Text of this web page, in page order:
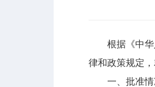
根据《中华人
律和政策规定
一、批准情